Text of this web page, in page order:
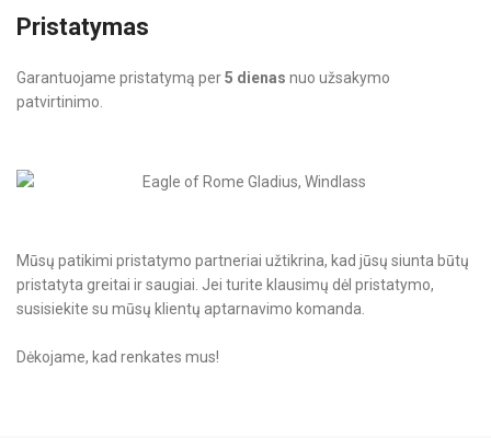
Pristatymas
Garantuojame pristatymą per5 dienas nuo užsakymo
patvirtinimo.
Mūsų patikimi pristatymo partneriai užtikrina, kad jūsų siunta būtų
pristatyta greitai ir saugiai. Jei turite klausimų dėl pristatymo,
susisiekite su mūsų klientų aptarnavimo komanda.
Dėkojame, kad renkates mus!